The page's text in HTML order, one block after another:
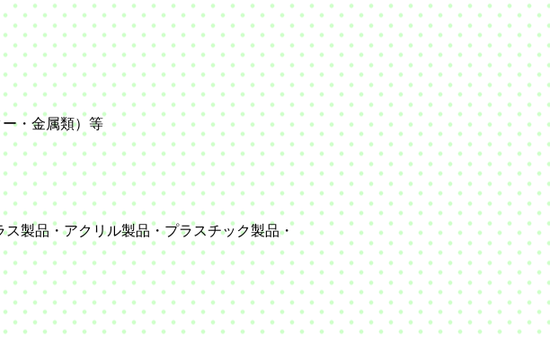
・金属類）等
製品・アクリル製品・プラスチック製品・